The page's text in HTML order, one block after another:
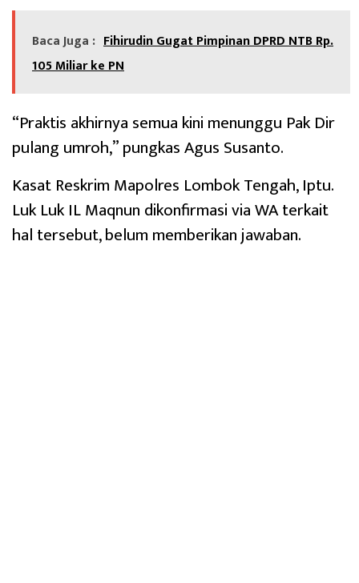
Baca Juga : Fihirudin Gugat Pimpinan DPRD NTB Rp.
105 Miliar ke PN
“Praktis akhirnya semua kini menunggu Pak Dir
pulang umroh,” pungkas Agus Susanto.
Kasat Reskrim Mapolres Lombok Tengah, Iptu.
Luk Luk IL Maqnun dikonfirmasi via WA terkait
hal tersebut, belum memberikan jawaban.